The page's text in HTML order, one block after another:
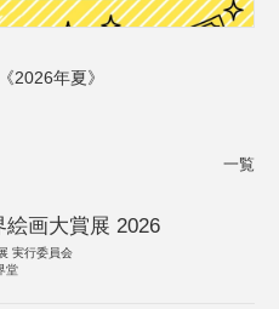
2026年夏》
一覧
絵画大賞展 2026
実行委員会
堂